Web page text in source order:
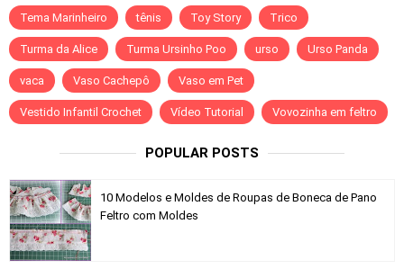
Tema Marinheiro tênis Toy Story Trico
Turma da Alice Turma Ursinho Poo urso Urso Panda
vaca Vaso Cachepô Vaso em Pet
Vestido Infantil Crochet Vídeo Tutorial Vovozinha em feltro
POPULAR POSTS
10 Modelos e Moldes de Roupas de Boneca de Pano
Feltro com Moldes